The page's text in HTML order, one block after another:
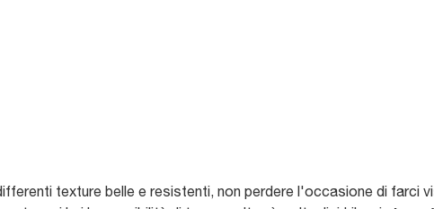
texture belle e resistenti, non perdere l'occasione di farci